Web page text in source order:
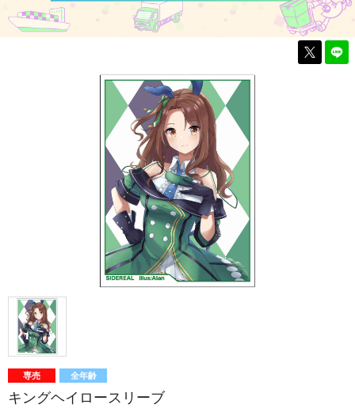
専売 全年齢
キングヘイロースリーブ